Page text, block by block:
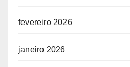
fevereiro 2026
janeiro 2026